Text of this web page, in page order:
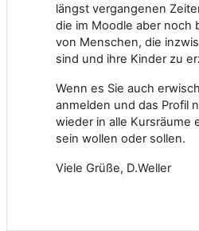
längst vergangenen
die im Moodle aber noch
von Menschen, die
sind und ihre Kinder zu
Wenn es Sie auch
anmelden und das Profil
wieder in alle Kursräume
sein wollen oder sollen.
Viele Grüße, D.Weller